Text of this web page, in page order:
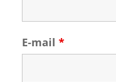
E-mail *